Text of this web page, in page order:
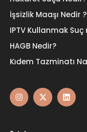
İşsizlik Maaşı Nedir ?
IPTV Kullanmak Suç
HAGB Nedir?
Kıdem Tazminatı